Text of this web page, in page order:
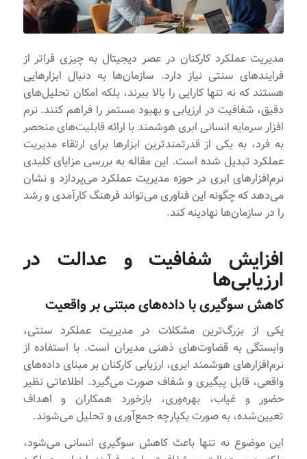
مدیریت عملکرد کارکنان در عصر دیجیتال به چیزی فراتر از
فرایندهای سنتی نیاز دارد. سازمان‌ها به دنبال ابزارهایی
هستند که نه تنها کارایی را بالا ببرند، بلکه امکان تحلیل‌های
دقیق، شفافیت در ارزیابی و بهبود مستمر را فراهم کنند. نرم
افزار سرمایه انسانی ابری هوشمند با ارائه قابلیت‌های منحصر
به فرد، به یکی از قدرتمندترین ابزارها برای ارتقاء مدیریت
عملکرد تبدیل شده است. این مقاله به بررسی مزایای کلیدی
نرم‌افزارهای ابری در حوزه مدیریت عملکرد می‌پردازد و نشان
می‌دهد که چگونه این فناوری می‌تواند فرهنگ کارآمدی و رشد
را در سازمان‌ها نهادینه کند.
افزایش شفافیت و عدالت در
ارزیابی‌ها
کاهش سوگیری با داده‌های مبتنی بر واقعیت
یکی از بزرگ‌ترین مشکلات در مدیریت عملکرد سنتی،
وابستگی به قضاوت‌های ذهنی مدیران است. با استفاده از
نرم‌افزارهای هوشمند ابری، ارزیابی کارکنان بر مبنای داده‌های
واقعی، قابل پیگیری و شفاف صورت می‌گیرد. اطلاعاتی نظیر
حضور و غیاب، بهره‌وری، بازخورد همکاران و اهداف
تعیین‌شده، به صورت یکپارچه جمع‌آوری و تحلیل می‌شوند.
این موضوع نه تنها باعث کاهش سوگیری انسانی می‌شود،